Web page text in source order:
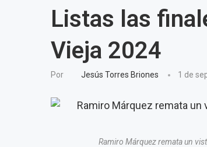
Listas las
Vieja 2024
Por Jesús Torres Briones 1 de
Ramiro Márquez remata un